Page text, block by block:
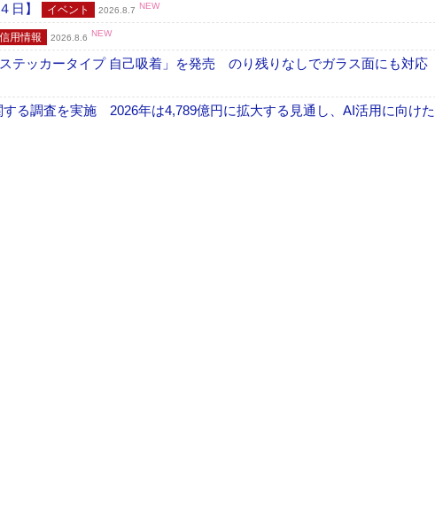
日】
イベント 2026.8.7 NEW
信用情報 2026.8.6 NEW
テッカータイプ 自己吸着」を発売 のり残りなしでガラス面にも対応
る調査を実施 2026年は4,789億円に拡大する見通し、AI活用に向けた